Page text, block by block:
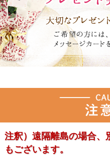
注釈）遠隔離島の場合、
もございます。